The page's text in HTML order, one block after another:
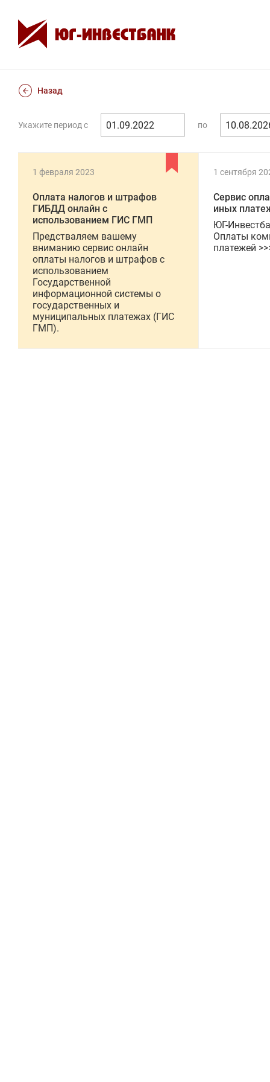
Назад
Укажите период с по
1 февраля 2023
Оплата налогов и штрафов
ГИБДД онлайн с
использованием ГИС ГМП
Предстваляем вашему
вниманию сервис онлайн
оплаты налогов и штрафов с
использованием
Государственной
информационной системы о
государственных и
муниципальных платежах (ГИС
ГМП).
1 сентября
Сервис
иных
ЮГ-
Оплаты
платежей